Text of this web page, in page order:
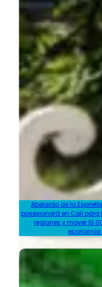
Abelardo de la
posesionará en Cali para
regiones y mover
economía